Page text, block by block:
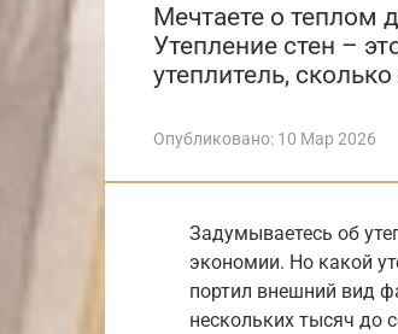
Мечтаете о теплом
Утепление стен –
утеплитель,
Опубликовано: 10 Мар 2026
Задумываетесь об
экономии. Но какой
портил внешний вид
нескольких тысяч до